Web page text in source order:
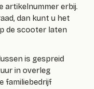
artikelnummer erbij.
dan kunt u het
de scooter laten
is gespreid
in overleg
familiebedrijf